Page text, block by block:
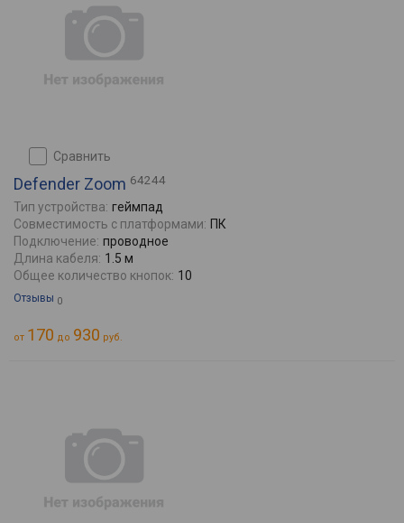
сравнить
Defender Zoom 64244
Тип устройства: геймпад
Совместимость с платформами: ПК
Подключение: проводное
Длина кабеля: 1.5 м
Общее количество кнопок: 10
Отзывы 0
от 170 до 930 руб.